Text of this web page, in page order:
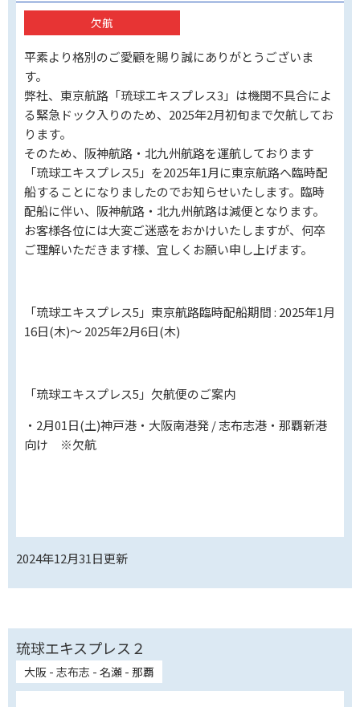
欠航
平素より格別のご愛顧を賜り誠にありがとうございま
す。
弊社、東京航路「琉球エキスプレス3」は機関不具合によ
る緊急ドック入りのため、2025年2月初旬まで欠航してお
ります。
そのため、阪神航路・北九州航路を運航しております
「琉球エキスプレス5」を2025年1月に東京航路へ臨時配
船することになりましたのでお知らせいたします。臨時
配船に伴い、阪神航路・北九州航路は減便となります。
お客様各位には大変ご迷惑をおかけいたしますが、何卒
ご理解いただきます様、宜しくお願い申し上げます。
「琉球エキスプレス5」東京航路臨時配船期間 : 2025年1月
16日(木)～ 2025年2月6日(木)
「琉球エキスプレス5」欠航便のご案内
・2月01日(土)神戸港・大阪南港発 / 志布志港・那覇新港
向け ※欠航
2024年12月31日更新
琉球エキスプレス２
大阪 - 志布志 - 名瀬 - 那覇